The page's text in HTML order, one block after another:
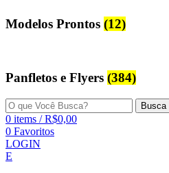
Modelos Prontos (12)
Panfletos e Flyers (384)
Busca
0 items / R$0,00
0 Favoritos
LOGIN
E